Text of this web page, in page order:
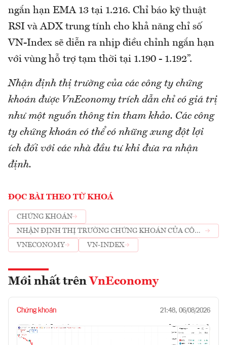
ngắn hạn EMA 13 tại 1.216. Chỉ báo kỹ thuật
RSI và ADX trung tính cho khả năng chỉ số
VN-Index sẽ diễn ra nhịp điều chỉnh ngắn hạn
với vùng hỗ trợ tạm thời tại 1.190 - 1.192”.
Nhận định thị trường của các công ty chứng
khoán được VnEconomy trích dẫn chỉ có giá trị
như một nguồn thông tin tham khảo. Các công
ty chứng khoán có thể có những xung đột lợi
ích đối với các nhà đầu tư khi đưa ra nhận
định.
ĐỌC BÀI THEO TỪ KHOÁ
CHỨNG KHOÁN
NHẬN ĐỊNH THỊ TRƯỜNG CHỨNG KHOÁN CỦA CÔNG
TY CHỨNG KHOÁN
VNECONOMY VN-INDEX
Mới nhất trên VnEconomy
Chứng khoán 21:48, 06/08/2026